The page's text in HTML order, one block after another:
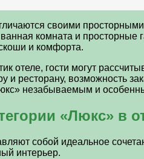
своими
ванная комната и
и комфорта.
отеле, гости могут
и ресторану, возможность
незабываемым и
«Люкс» в
собой идеальное
интерьер.